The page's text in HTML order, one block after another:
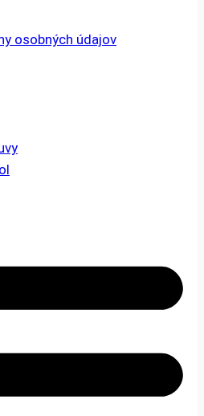
osobných údajov